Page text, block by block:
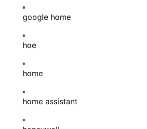
google home
hoe
home
home assistant